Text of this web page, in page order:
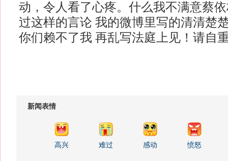
动，令人看了心疼。什么我不满意蔡
过这样的言论 我的微博里写的清清楚
你们赖不了我 再乱写法庭上见！请自
新闻表情
高兴 难过 感动 愤怒